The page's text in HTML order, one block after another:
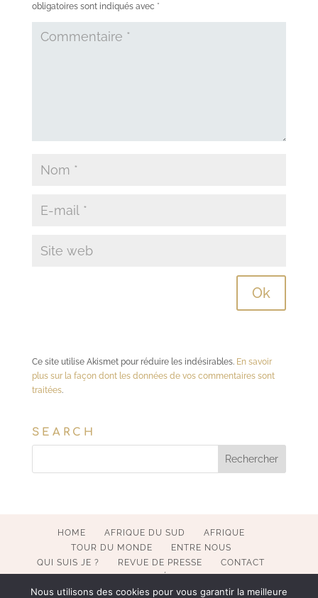
obligatoires sont indiqués avec *
Ce site utilise Akismet pour réduire les indésirables. En savoir
plus sur la façon dont les données de vos commentaires sont
traitées.
SEARCH
HOME AFRIQUE DU SUD
AFRIQUE
TOUR DU MONDE
ENTRE NOUS
QUI SUIS JE ?
REVUE DE PRESSE
CONTACT
Nous utilisons des cookies pour vous garantir la meilleure